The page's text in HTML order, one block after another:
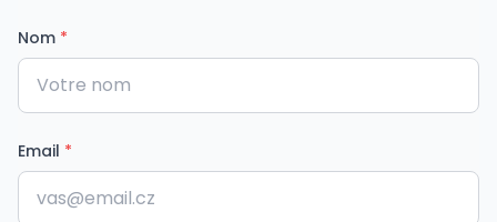
Nom *
Email *